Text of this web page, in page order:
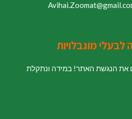
מוגבלויות
את הנגשת האתר! במידה ונתקלת